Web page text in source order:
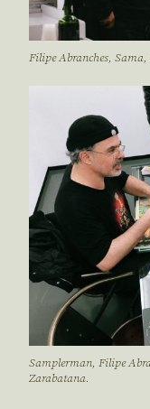
Filipe Abranches, Sama,
Samplerman, Filipe
Zarabatana.